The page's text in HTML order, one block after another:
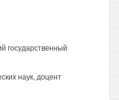
государственный
наук, доцент